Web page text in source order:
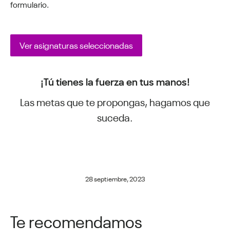
formulario.
Ver asignaturas seleccionadas
¡Tú tienes la fuerza en tus manos!
Las metas que te propongas, hagamos que
suceda.
28 septiembre, 2023
Te recomendamos